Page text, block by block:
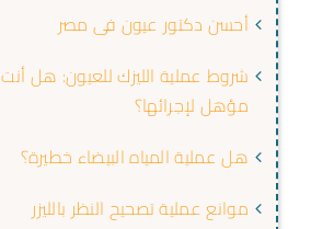
أحسن دكتور عيون فى مصر
شروط عملية الليزك للعيون: هل أنت
مؤهل لإجرائها؟
هل عملية المياه البيضاء خطيرة؟
موانع عملية تصحيح النظر بالليزر